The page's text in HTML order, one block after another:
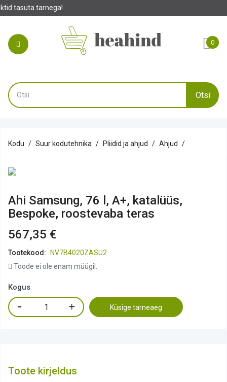
0
Otsi
Kodu Suur kodutehnika Pliidid ja ahjud Ahjud
Ahi Samsung, 76 l, A+, katalüüs,
Bespoke, roostevaba teras
567,35 €
Tootekood:
NV7B4020ZASU2
Toode ei ole enam müügil.
Kogus
Küsige tarneaeg
Toote kirjeldus